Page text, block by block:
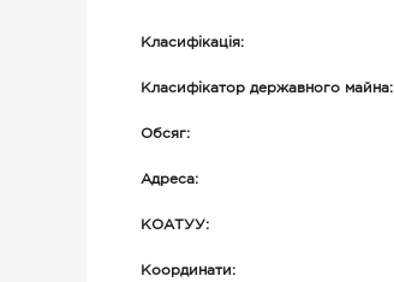
Класифікація:
Класифікатор державного майна:
Обсяг:
Адреса:
КОАТУУ:
Координати: